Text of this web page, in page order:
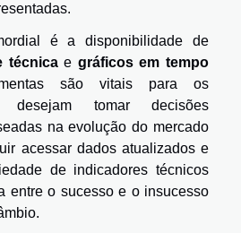
é a disponibilidade de
técnicae gráficos em tempo
são vitais para os
desejam tomar decisões
na evolução do mercado
acessar dados atualizados e
de indicadores técnicos
entre o sucesso e o insucesso